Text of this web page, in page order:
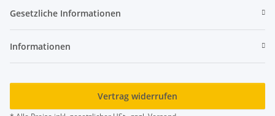
Gesetzliche Informationen
Informationen
Vertrag widerrufen